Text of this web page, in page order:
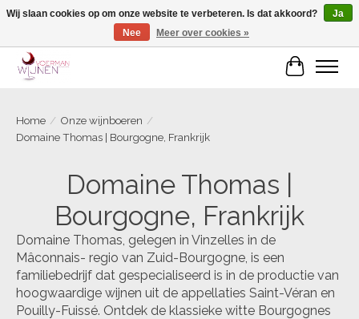
Voorjaarscampagne is gesloten
Home / Onze wijnboeren /
Domaine Thomas | Bourgogne, Frankrijk
Domaine Thomas |
Bourgogne, Frankrijk
Domaine Thomas, gelegen in Vinzelles in de
Mâconnais- regio van Zuid-Bourgogne, is een
familiebedrijf dat gespecialiseerd is in de productie van
hoogwaardige wijnen uit de appellaties Saint-Véran en
Pouilly-Fuissé. Ontdek de klassieke witte Bourgognes
Wij slaan cookies op om onze website te verbeteren. Is dat akkoord?
Ja
Nee
Meer over cookies »